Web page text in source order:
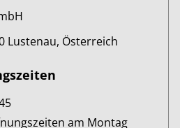
Lustenau, Österreich
am Montag